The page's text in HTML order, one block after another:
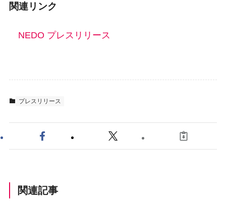
関連リンク
NEDO プレスリリース
プレスリリース
関連記事